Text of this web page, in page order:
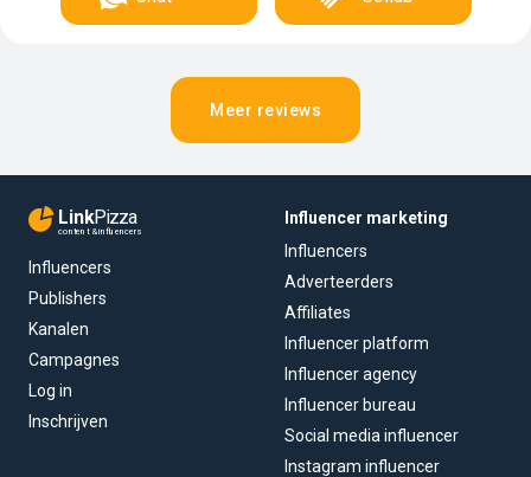
Meer reviews
LinkPizza
content & influencers
Influencers
Publishers
Kanalen
Campagnes
Log in
Inschrijven
Influencer marketing
Influencers
Adverteerders
Affiliates
Influencer platform
Influencer agency
Influencer bureau
Social media influencer
Instagram influencer